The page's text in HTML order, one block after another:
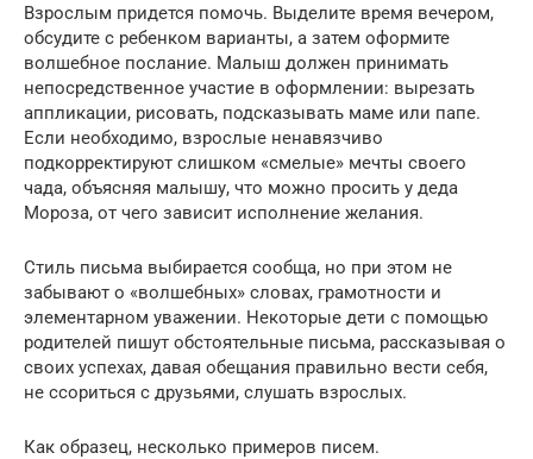
Взрослым придется помочь. Выделите время вечером,
обсудите с ребенком варианты, а затем оформите
волшебное послание. Малыш должен принимать
непосредственное участие в оформлении: вырезать
аппликации, рисовать, подсказывать маме или папе.
Если необходимо, взрослые ненавязчиво
подкорректируют слишком «смелые» мечты своего
чада, объясняя малышу, что можно просить у деда
Мороза, от чего зависит исполнение желания.
Стиль письма выбирается сообща, но при этом не
забывают о «волшебных» словах, грамотности и
элементарном уважении. Некоторые дети с помощью
родителей пишут обстоятельные письма, рассказывая о
своих успехах, давая обещания правильно вести себя,
не ссориться с друзьями, слушать взрослых.
Как образец, несколько примеров писем.